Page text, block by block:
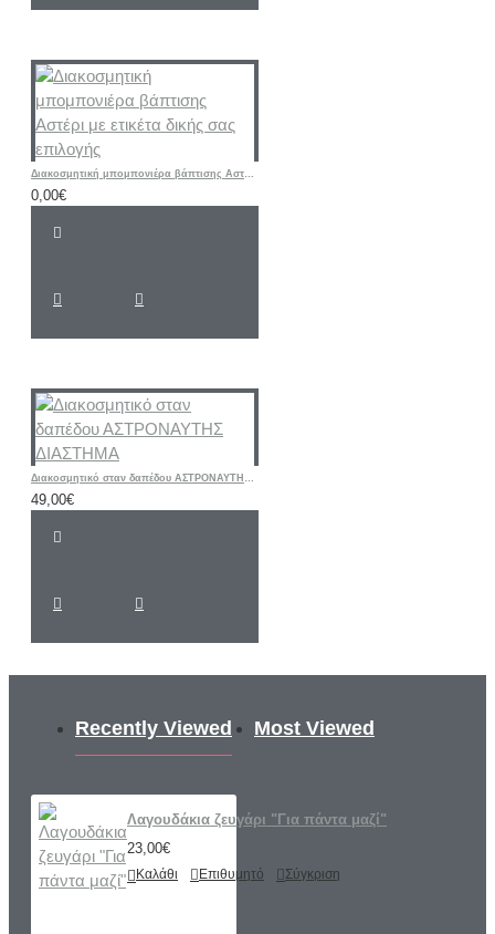
Διακοσμητική μπομπονιέρα βάπτισης Αστέρι με ετικέτα δικής σας επιλογής
0,00€
Διακοσμητικό σταν δαπέδου ΑΣΤΡΟΝΑΥΤΗΣ ΔΙΑΣΤΗΜΑ
49,00€
Recently Viewed Most Viewed
Λαγουδάκια ζευγάρι "Για πάντα μαζί"
23,00€
Καλάθι Επιθυμητό Σύγκριση